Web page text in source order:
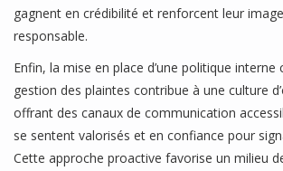
gagnent en crédibilité et renforcent leur
responsable.
Enfin, la mise en place d’une politique interne
gestion des plaintes contribue à une culture
offrant des canaux de communication
se sentent valorisés et en confiance pour
Cette approche proactive favorise un milieu